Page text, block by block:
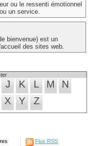
ou le ressenti émotionnel
un service.
bienvenue) est un
des sites web.
J K L M
N
X Y Z
Flux RSS